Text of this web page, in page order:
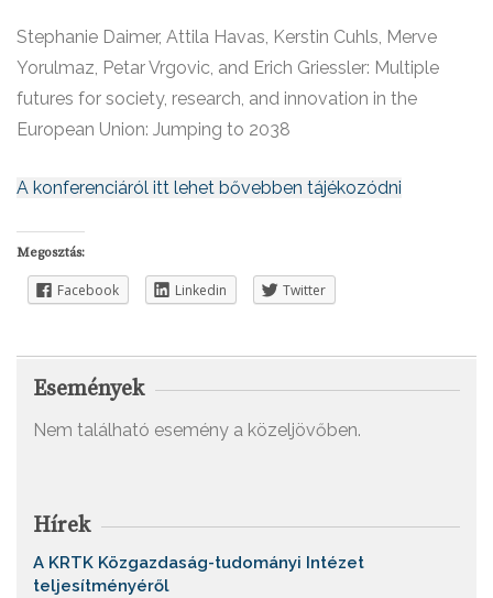
Stephanie Daimer, Attila Havas, Kerstin Cuhls, Merve
Yorulmaz, Petar Vrgovic, and Erich Griessler: Multiple
futures for society, research, and innovation in the
European Union: Jumping to 2038
A konferenciáról itt lehet bővebben tájékozódni
Megosztás:
Facebook Linkedin Twitter
Események
Nem található esemény a közeljövőben.
Hírek
A KRTK Közgazdaság-tudományi Intézet
teljesítményéről